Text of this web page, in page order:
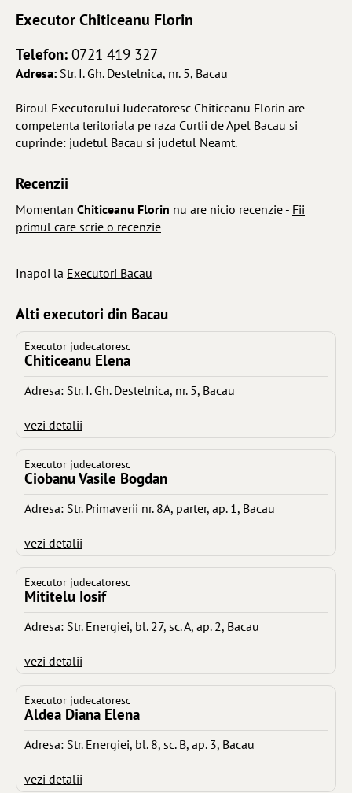
ExecutorChiticeanu Florin
Telefon: 0721 419 327
Adresa: Str. I. Gh. Destelnica, nr. 5, Bacau
Biroul Executorului Judecatoresc Chiticeanu Florin are
competenta teritoriala pe raza Curtii de Apel Bacau si
cuprinde: judetul Bacau si judetul Neamt.
Recenzii
Momentan Chiticeanu Florin nu are nicio recenzie - Fii
primul care scrie o recenzie
Inapoi la Executori Bacau
Alti executori din Bacau
Executor judecatoresc
Chiticeanu Elena
Adresa: Str. I. Gh. Destelnica, nr. 5, Bacau
vezi detalii
Executor judecatoresc
Ciobanu Vasile Bogdan
Adresa: Str. Primaverii nr. 8A, parter, ap. 1, Bacau
vezi detalii
Executor judecatoresc
Mititelu Iosif
Adresa: Str. Energiei, bl. 27, sc. A, ap. 2, Bacau
vezi detalii
Executor judecatoresc
Aldea Diana Elena
Adresa: Str. Energiei, bl. 8, sc. B, ap. 3, Bacau
vezi detalii